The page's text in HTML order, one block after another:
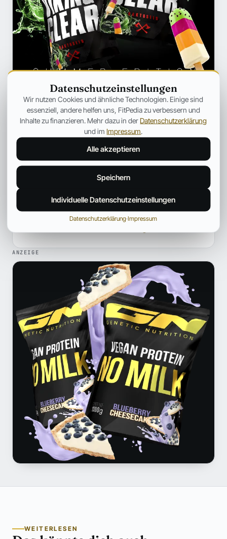
Fitpedia Redaktionsteam
Ernährung und die Fitness-Szene. Bereitet fundierte Inhalte
ANZEIGE
WEITERLESEN
Datenschutzeinstellungen
Wir nutzen Cookies und ähnliche Technologien. Einige sind
essenziell, andere helfen uns, FitPedia zu verbessern und
Inhalte zu finanzieren. Mehr dazu in der Datenschutzerklärung
und im Impressum
Alle akzeptieren
Speichern
Individuelle Datenschutzeinstellungen
Datenschutzerklärung·Impressum